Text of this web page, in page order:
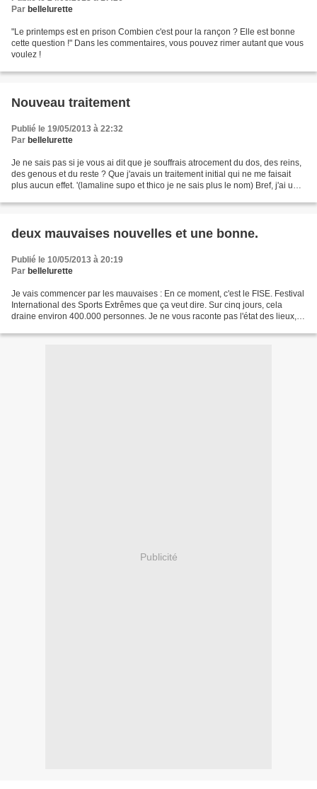
Par bellelurette
"Le printemps est en prison Combien c'est pour la rançon ? Elle est bonne
cette question !" Dans les commentaires, vous pouvez rimer autant que vous
voulez !
Nouveau traitement
Publié le 19/05/2013 à 22:32
Par bellelurette
Je ne sais pas si je vous ai dit que je souffrais atrocement du dos, des reins,
des genous et du reste ? Que j'avais un traitement initial qui ne me faisait
plus aucun effet. '(lamaline supo et thico je ne sais plus le nom) Bref, j'ai un
deux mauvaises nouvelles et une bonne.
Publié le 10/05/2013 à 20:19
Par bellelurette
Je vais commencer par les mauvaises : En ce moment, c'est le FISE. Festival
International des Sports Extrêmes que ça veut dire. Sur cinq jours, cela
draine environ 400.000 personnes. Je ne vous raconte pas l'état des lieux, le
Publicité